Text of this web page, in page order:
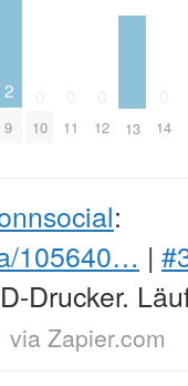
2
9 10 11 12 13 14
:
105640… |
Drucker.
via Zapier.com